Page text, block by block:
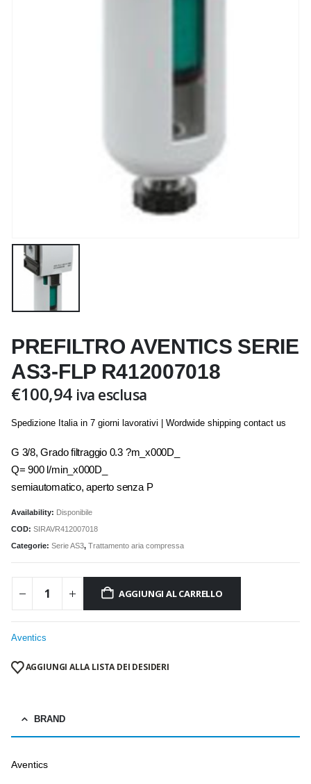
PREFILTRO AVENTICS SERIE
AS3-FLP R412007018
€100,94 iva esclusa
Spedizione Italia in 7 giorni lavorativi | Wordwide shipping contact us
G 3/8, Grado filtraggio 0.3 ?m_x000D_
Q= 900 l/min_x000D_
semiautomatico, aperto senza P
Availability: Disponibile
COD: SIRAVR412007018
Categorie: Serie AS3, Trattamento aria compressa
AGGIUNGI AL CARRELLO
Aventics
AGGIUNGI ALLA LISTA DEI DESIDERI
BRAND
Aventics